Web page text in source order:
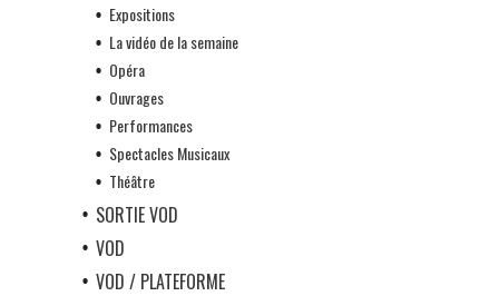
Expositions
La vidéo de la semaine
Opéra
Ouvrages
Performances
Spectacles Musicaux
Théâtre
SORTIE VOD
VOD
VOD / PLATEFORME